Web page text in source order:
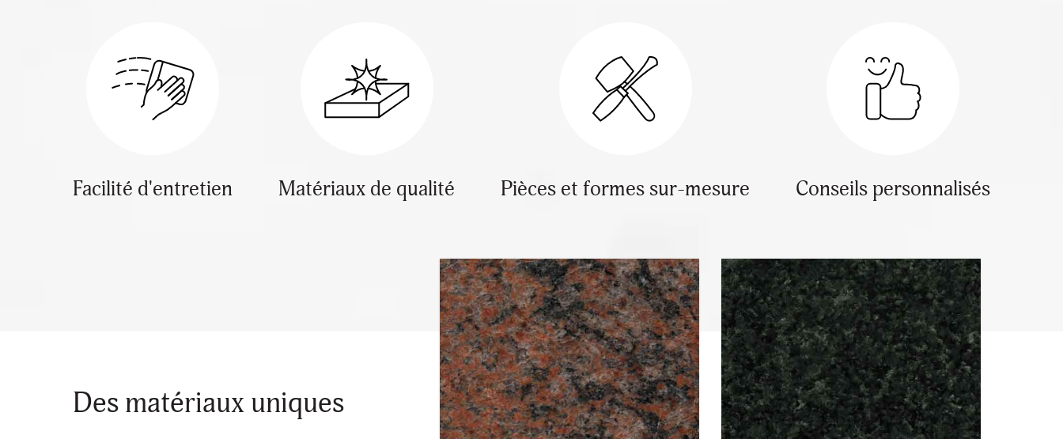
Facilité d'entretien Matériaux de qualité Pièces et formes sur-mesure Conseils personnalisés
Des matériaux uniques